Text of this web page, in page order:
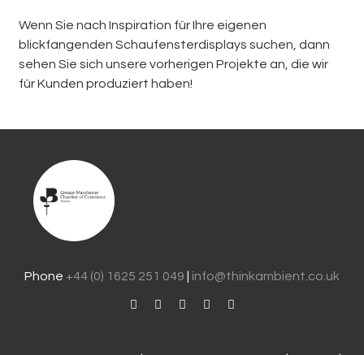
Wenn Sie nach Inspiration für Ihre eigenen
blickfangenden Schaufensterdisplays suchen, dann
sehen Sie sich unsere vorherigen Projekte an, die wir
für Kunden produziert haben!
Phone +44 (0) 1625 251 049 info@thinkambient.co.uk